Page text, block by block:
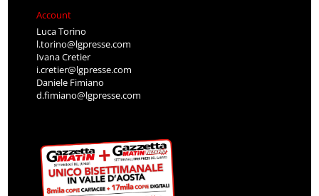
Account
Luca Torino
l.torino@lgpresse.com
Ivana Cretier
i.cretier@lgpresse.com
Daniele Fimiano
d.fimiano@lgpresse.com